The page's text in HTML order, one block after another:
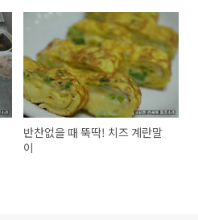
반찬없을 때 뚝딱! 치즈 계란말
이